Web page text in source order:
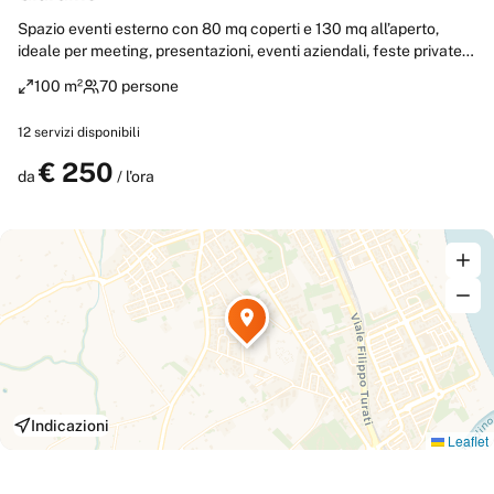
Spazio eventi esterno con 80 mq coperti e 130 mq all’aperto,
ideale per meeting, presentazioni, eventi aziendali, feste private e
audio professionale e ampio parcheggio gratuito. È inoltre
personalizzate grazie al servizio di catering interno . Una
soluzione versatile e accogliente per eventi in un ambiente
riservato e funzionale.
100 m² 70 persone
12 servizi disponibili
da € 250 / l'ora
Leaflet
Indicazioni